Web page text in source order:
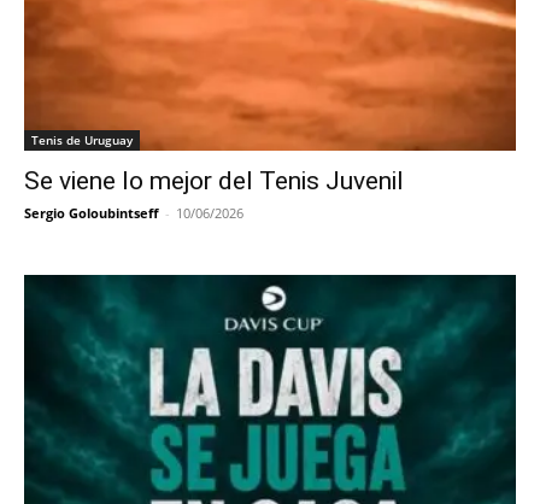
Tenis de Uruguay
Se viene lo mejor del Tenis Juvenil
Sergio Goloubintseff - 10/06/2026